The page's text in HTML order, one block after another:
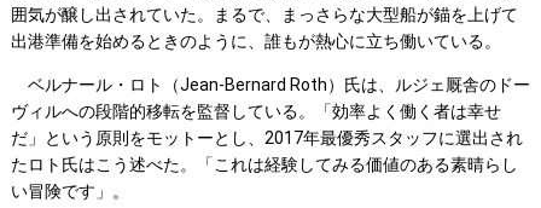
囲気が醸し出されていた。まるで、まっさらな大型船が錨を上げて
出港準備を始めるときのように、誰もが熱心に立ち働いている。
ベルナール・ロト（Jean-Bernard Roth）氏は、ルジェ厩舎のドー
ヴィルへの段階的移転を監督している。「効率よく働く者は幸せ
だ」という原則をモットーとし、2017年最優秀スタッフに選出され
たロト氏はこう述べた。「これは経験してみる価値のある素晴らし
い冒険です」。